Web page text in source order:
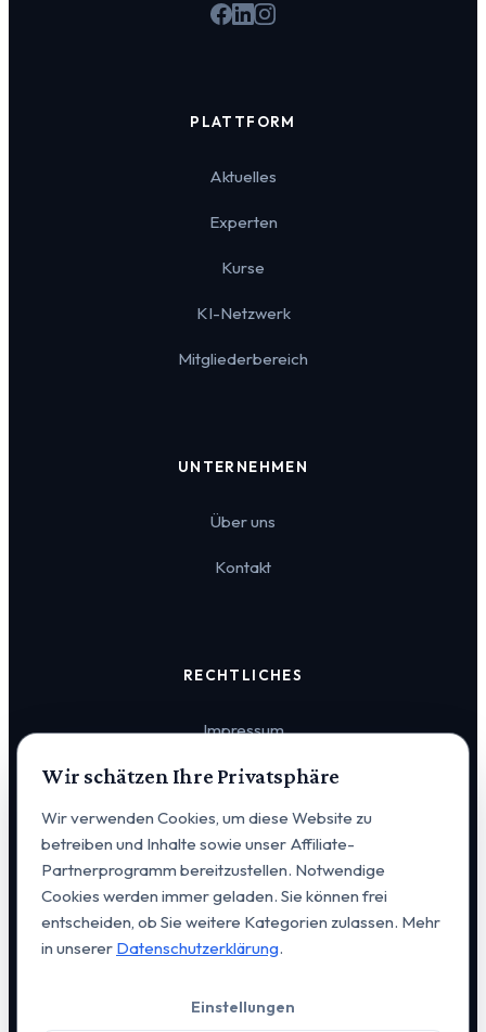
PLATTFORM
Aktuelles
Experten
Kurse
KI-Netzwerk
Mitgliederbereich
UNTERNEHMEN
Über uns
Kontakt
RECHTLICHES
Impressum
Datenschutz
Cookie-Einstellungen
vorbehalten. | Alexanderstraße 14, D-95444 Bayreuth |
Wir schätzen Ihre Privatsphäre
Wir verwenden Cookies, um diese Website zu
betreiben und Inhalte sowie unser Affiliate-
Partnerprogramm bereitzustellen. Notwendige
Cookies werden immer geladen. Sie können frei
entscheiden, ob Sie weitere Kategorien zulassen. Mehr
in unserer Datenschutzerklärung.
Einstellungen